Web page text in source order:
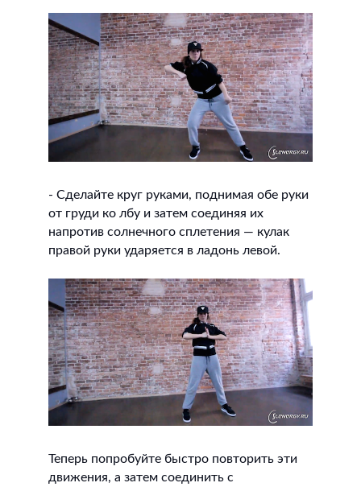
- Сделайте круг руками, поднимая обе руки
от груди ко лбу и затем соединяя их
напротив солнечного сплетения — кулак
правой руки ударяется в ладонь левой.
Теперь попробуйте быстро повторить эти
движения, а затем соединить с